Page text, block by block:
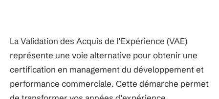
La Validation des Acquis de l’Expérience (VAE)
représente une voie alternative pour obtenir une
certification en management du développement et
performance commerciale. Cette démarche permet